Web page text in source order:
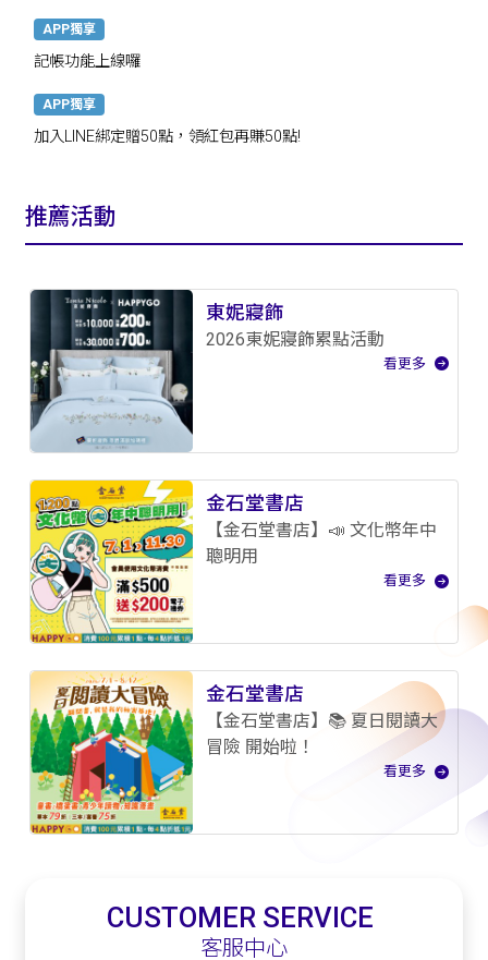
APP獨享
記帳功能上線囉
APP獨享
加入LINE綁定贈50點，領紅包再賺50點!
推薦活動
東妮寢飾
2026東妮寢飾累點活動
看更多
金石堂書店
【金石堂書店】📣 文化幣年中
聰明用
看更多
金石堂書店
【金石堂書店】📚 夏日閱讀大
冒險 開始啦！
看更多
CUSTOMER SERVICE
客服中心